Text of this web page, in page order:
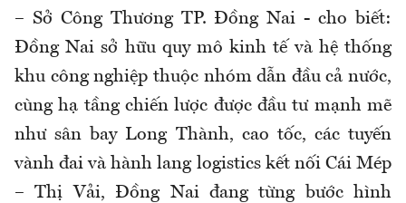
– Sở Công Thương TP. Đồng Nai - cho biết:
Đồng Nai sở hữu quy mô kinh tế và hệ thống
khu công nghiệp thuộc nhóm dẫn đầu cả nước,
cùng hạ tầng chiến lược được đầu tư mạnh mẽ
như sân bay Long Thành, cao tốc, các tuyến
vành đai và hành lang logistics kết nối Cái Mép
– Thị Vải,
Đồng Nai đang từng bước hình